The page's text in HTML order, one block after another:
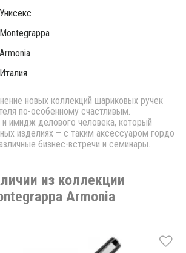
Унисекс
Montegrappa
Armonia
Италия
новых коллекций шариковых ручек
по-особенному счастливым.
и имидж делового человека, который
изделиях – с таким аксессуаром гордо
бизнес-встречи и семинары.
из коллекции
Armonia